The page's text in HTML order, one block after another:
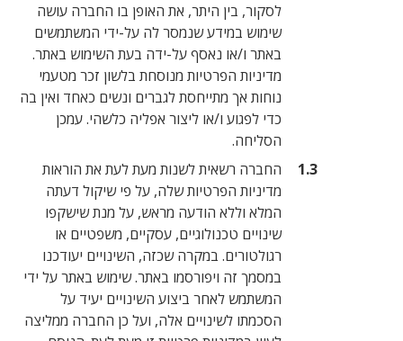
לסקור, בין היתר, את האופן בו החברה עושה
שימוש במידע שנמסר לה על-ידי המשתמשים
באתר ו/או נאסף על-ידה בעת השימוש באתר.
מדיניות הפרטיות מנוסחת בלשון זכר מטעמי
נוחות אך מתייחסת לגברים ונשים כאחד ואין בה
כדי לפגוע ו/או ליצור אפליה כלשהי. עמכן
החברה רשאית לשנות מעת לעת את הוראות
מדיניות הפרטיות שלה, על פי שיקול דעתה
המלא וללא הודעה מראש, על מנת שישקפו
שינויים טכנולוגיים, עסקיים, משפטיים או
רגולטורים. במקרה שכזה, השינויים יעודכנו
במסמך זה ויפורסמו באתר. שימוש באתר על ידי
המשתמש לאחר ביצוע השינויים יעיד על
הסכמתו לשינויים אלה, ועל כן החברה ממליצה